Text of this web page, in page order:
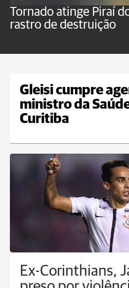
Tornado atinge Piraí
rastro de destruição
Gleisi cumpre
ministro da
Curitiba
Ex-Corinthians,